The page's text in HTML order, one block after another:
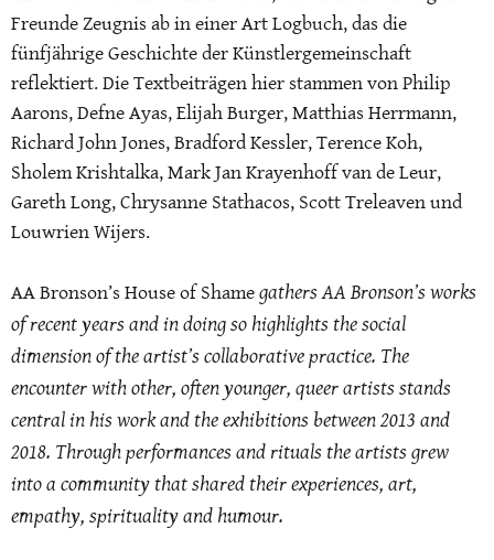
Freunde Zeugnis ab in einer Art Logbuch, das die
fünfjährige Geschichte der Künstlergemeinschaft
reflektiert. Die Textbeiträgen hier stammen von Philip
Aarons, Defne Ayas, Elijah Burger, Matthias Herrmann,
Richard John Jones, Bradford Kessler, Terence Koh,
Sholem Krishtalka, Mark Jan Krayenhoff van de Leur,
Gareth Long, Chrysanne Stathacos, Scott Treleaven und
Louwrien Wijers.
AA Bronson’s House of Shamegathers AA Bronson’s works
of recent years and in doing so highlights the social
dimension of the artist’s collaborative practice. The
encounter with other, often younger, queer artists stands
central in his work and the exhibitions between 2013 and
2018. Through performances and rituals the artists grew
into a community that shared their experiences, art,
empathy, spirituality and humour.